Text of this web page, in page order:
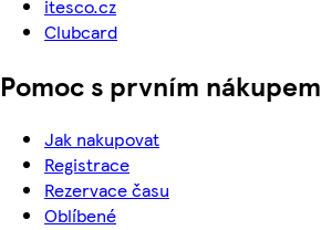
itesco.cz
Clubcard
Pomoc s prvním nákupem
Jak nakupovat
Registrace
Rezervace času
Oblíbené